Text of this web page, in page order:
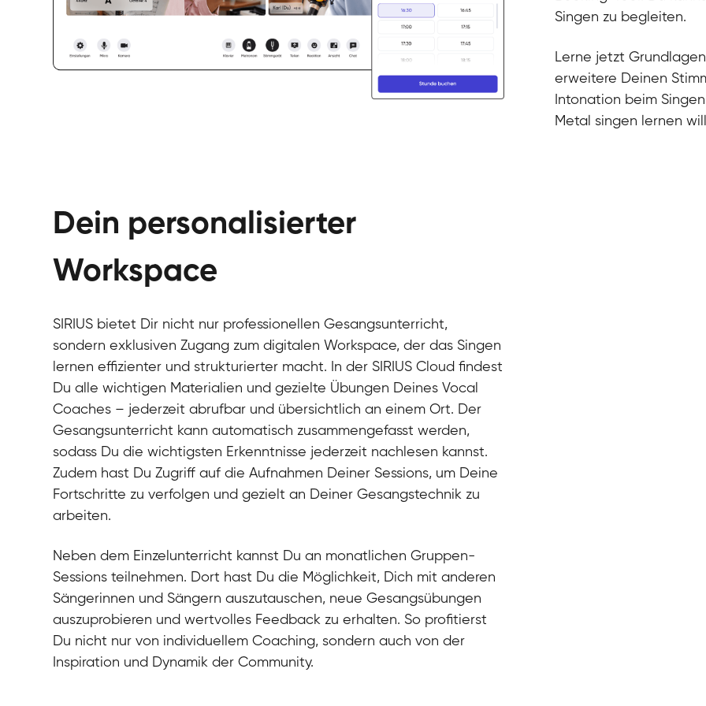
Gesang /
Klara
Gesang /
Ela
Gesang /
Singen zu begleiten.
Lerne jetzt
erweitere Deinen
Intonation beim
Metal singen lernen
Dein personalisierter
Workspace
SIRIUS bietet Dir nicht nur professionellen Gesangsunterricht,
sondern exklusiven Zugang zum digitalen Workspace, der das Singen
lernen effizienter und strukturierter macht. In der SIRIUS Cloud findest
Du alle wichtigen Materialien und gezielte Übungen Deines Vocal
Coaches – jederzeit abrufbar und übersichtlich an einem Ort. Der
Gesangsunterricht kann automatisch zusammengefasst werden,
sodass Du die wichtigsten Erkenntnisse jederzeit nachlesen kannst.
Zudem hast Du Zugriff auf die Aufnahmen Deiner Sessions, um Deine
Fortschritte zu verfolgen und gezielt an Deiner Gesangstechnik zu
arbeiten.
Neben dem Einzelunterricht kannst Du an monatlichen Gruppen-
Sessions teilnehmen. Dort hast Du die Möglichkeit, Dich mit anderen
Sängerinnen und Sängern auszutauschen, neue Gesangsübungen
auszuprobieren und wertvolles Feedback zu erhalten. So profitierst
Du nicht nur von individuellem Coaching, sondern auch von der
Inspiration und Dynamik der Community.